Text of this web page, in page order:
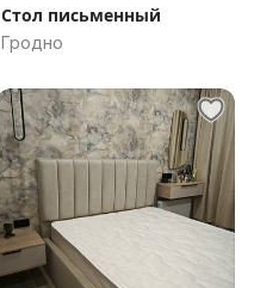
Стол письменный
Гродно